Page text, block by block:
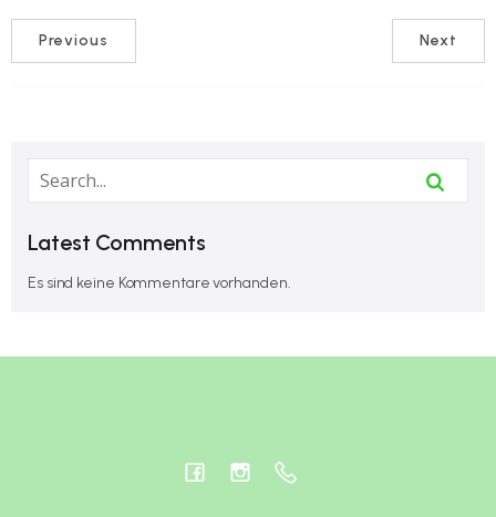
Previous Next
Latest Comments
Es sind keine Kommentare vorhanden.